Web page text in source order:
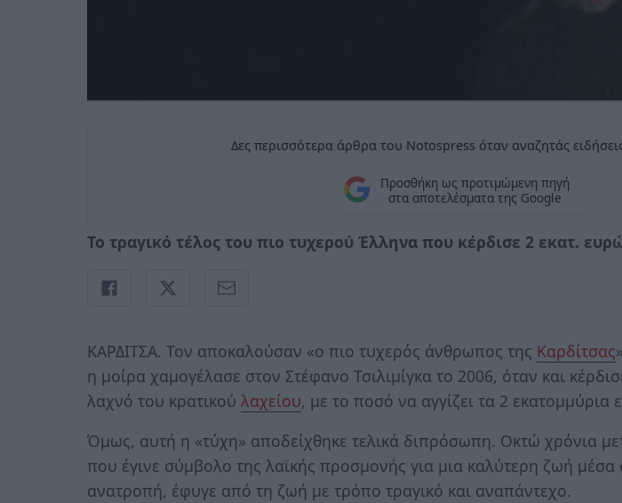
Δες περισσότερα άρθρα του Notospress όταν αναζητάς
Προσθήκη ως προτιμώμενη πηγή
στα αποτελέσματα της Google
Το τραγικό τέλος του πιο τυχερού Έλληνα που κέρδισε 2 εκατ.
ΚΑΡΔΙΤΣΑ. Τον αποκαλούσαν «ο πιο τυχερός άνθρωπος της Καρδίτσας
η μοίρα χαμογέλασε στον Στέφανο Τσιλιμίγκα το 2006, όταν και
λαχνό του κρατικού λαχείου, με το ποσό να αγγίζει τα 2 εκατομμύρια
Όμως, αυτή η «τύχη» αποδείχθηκε τελικά διπρόσωπη. Οκτώ χρόνια
που έγινε σύμβολο της λαϊκής προσμονής για μια καλύτερη ζωή μέσα
ανατροπή, έφυγε από τη ζωή με τρόπο τραγικό και αναπάντεχο.